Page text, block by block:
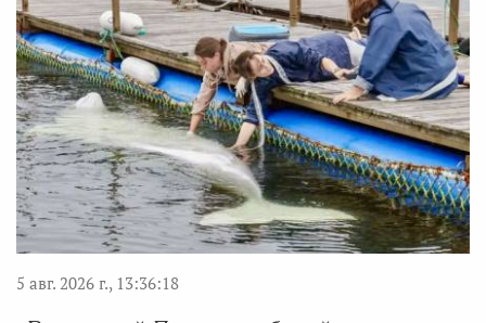
5 авг. 2026 г., 13:36:18